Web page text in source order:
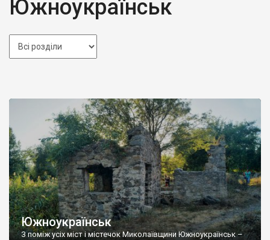
Южноукраїнськ
Южноукраїнськ
З поміж усіх міст і містечок Миколаївщини Южноукраїнськ –